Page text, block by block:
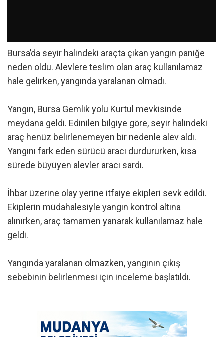
Bursa’da seyir halindeki araçta çıkan yangın paniğe
neden oldu. Alevlere teslim olan araç kullanılamaz
hale gelirken, yangında yaralanan olmadı.
Yangın, Bursa Gemlik yolu Kurtul mevkisinde
meydana geldi. Edinilen bilgiye göre, seyir halindeki
araç henüz belirlenemeyen bir nedenle alev aldı.
Yangını fark eden sürücü aracı durdururken, kısa
sürede büyüyen alevler aracı sardı.
İhbar üzerine olay yerine itfaiye ekipleri sevk edildi.
Ekiplerin müdahalesiyle yangın kontrol altına
alınırken, araç tamamen yanarak kullanılamaz hale
geldi.
Yangında yaralanan olmazken, yangının çıkış
sebebinin belirlenmesi için inceleme başlatıldı.